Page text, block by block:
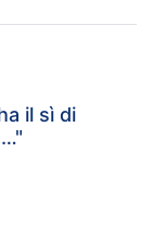
il sì di